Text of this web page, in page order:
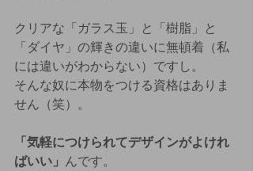
クリアな「ガラス玉」と「樹脂」と
「ダイヤ」の輝きの違いに無頓着（私
には違いがわからない）ですし。
そんな奴に本物をつける資格はありま
せん（笑）。
「気軽につけられてデザインがよけれ
ばいい」 んです。